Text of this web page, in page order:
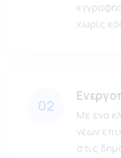
χωρίς
02
Με ένα
νέων
στις